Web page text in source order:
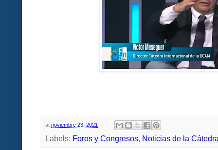
at noviembre 23, 2021
Labels: Foros y Congresos, Noticias de la